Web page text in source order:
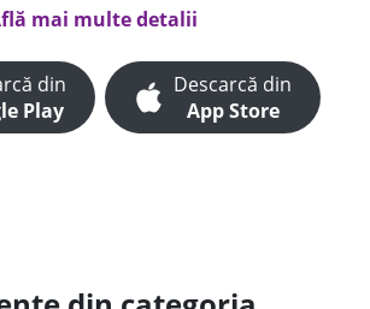
mai multe detalii
din
Play
Descarcă din
App Store